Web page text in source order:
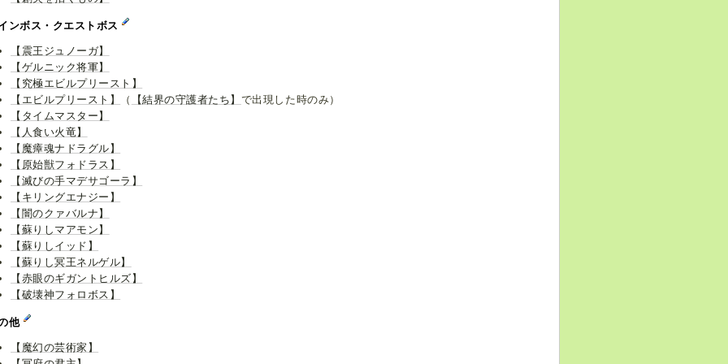
ンボス・クエストボス
【震王ジュノーガ】
【ゲルニック将軍】
【究極エビルプリースト】
【エビルプリースト】
（ 【結界の守護者たち】 で出現した時のみ）
【タイムマスター】
【人食い火竜】
【魔瘴魂ナドラグル】
【原始獣フォドラス】
【滅びの手マデサゴーラ】
【キリングエナジー】
【闇のクァバルナ】
【蘇りしマアモン】
【蘇りしイッド】
【蘇りし冥王ネルゲル】
【赤眼のギガントヒルズ】
【破壊神フォロボス】
他
【魔幻の芸術家】